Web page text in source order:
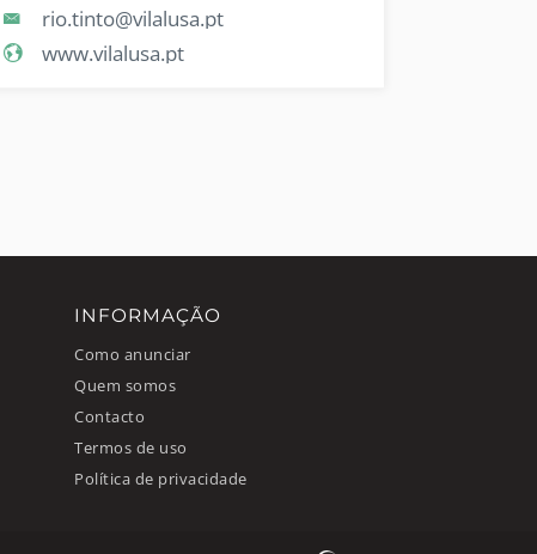
rio.tinto@vilalusa.pt
www.vilalusa.pt
INFORMAÇÃO
Como anunciar
Quem somos
Contacto
Termos de uso
Política de privacidade